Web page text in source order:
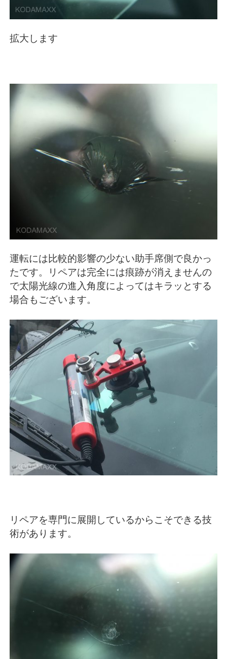
拡大します
運転には比較的影響の少ない助手席側で良かっ
たです。リペアは完全には痕跡が消えませんの
で太陽光線の進入角度によってはキラッとする
場合もございます。
リペアを専門に展開しているからこそできる技
術があります。